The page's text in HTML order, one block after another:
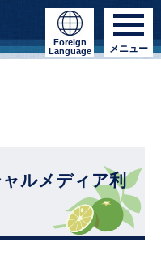
Foreign
Language
メニュー
ルメディア利